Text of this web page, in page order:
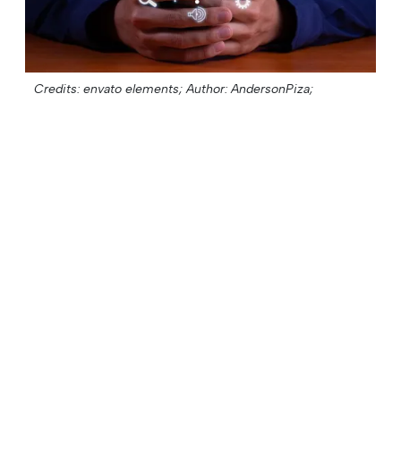
Credits: envato elements; Author: AndersonPiza;